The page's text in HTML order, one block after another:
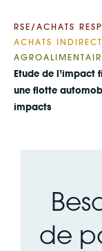
RSE/ACHATS
ACHATS
Etude de l’impact
une flotte
impacts
de